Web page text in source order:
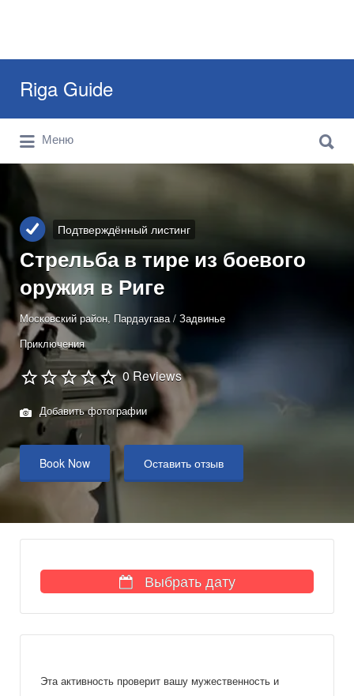
Riga Guide
Travel Tips, Tourist Information, Maps &
Reviews
Меню
Подтверждённый листинг
Стрельба в тире из боевого
оружия в Риге
Московский район, Пардаугава / Задвинье
Приключения
0 Reviews
Добавить фотографии
Book Now Оставить отзыв
Выбрать дату
Эта активность проверит вашу мужественность и